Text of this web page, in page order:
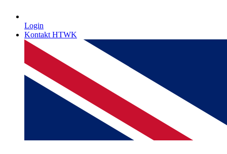
Login
Kontakt HTWK